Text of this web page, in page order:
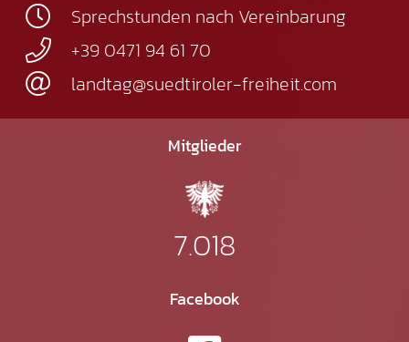
Sprechstunden nach Vereinbarung
+39 0471 94 61 70
landtag@suedtiroler-freiheit.com
Mitglieder
7.018
Facebook